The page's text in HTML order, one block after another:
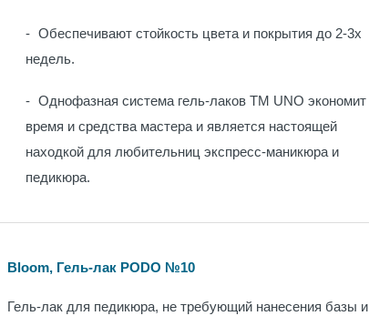
Обеспечивают стойкость цвета и покрытия до 2-3х
недель.
Однофазная система гель-лаков ТМ UNO экономит
время и средства мастера и является настоящей
находкой для любительниц экспресс-маникюра и
педикюра.
Bloom, Гель-лак PODO №10
Гель-лак для педикюра, не требующий нанесения базы и